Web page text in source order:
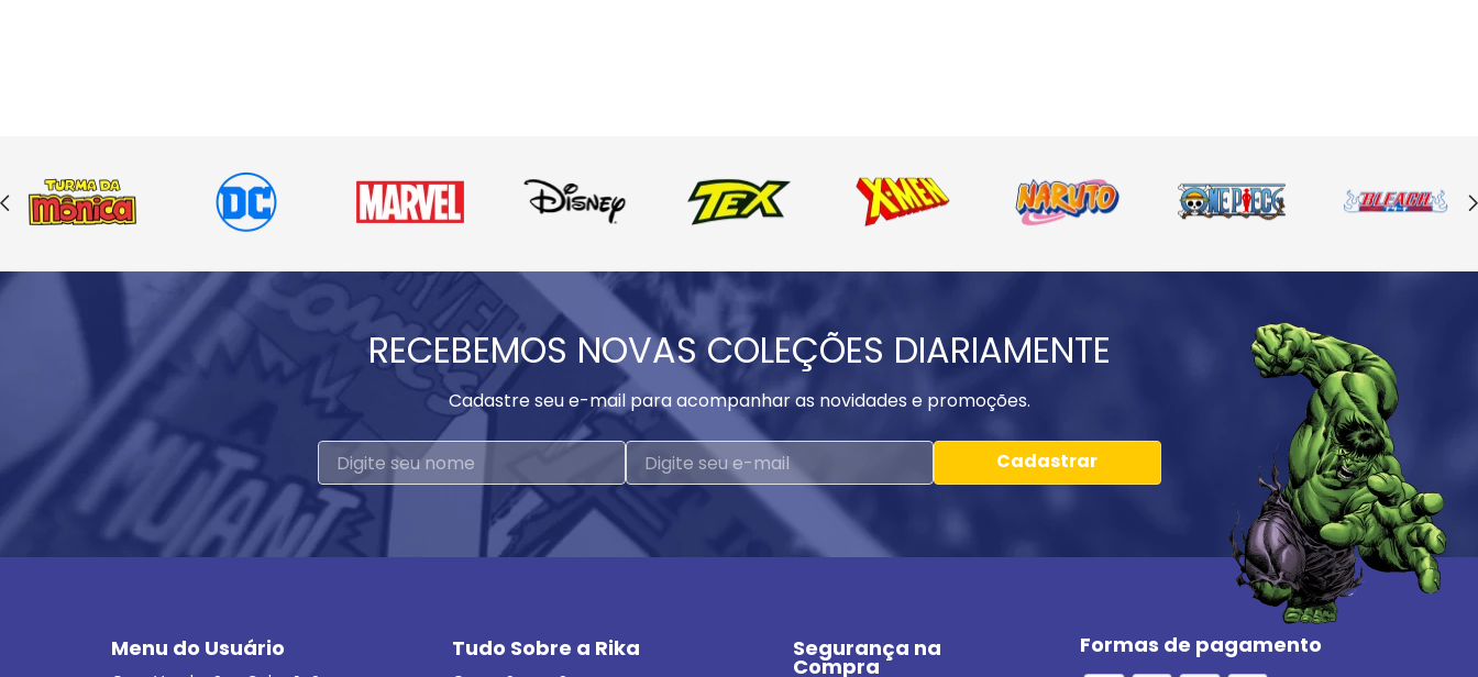
RECEBEMOS NOVAS COLEÇÕES DIARIAMENTE
Cadastre seu e-mail para acompanhar as novidades e promoções.
Cadastrar
Menu do Usuário Tudo Sobre a Rika Segurança na
Compra
Formas de pagamento